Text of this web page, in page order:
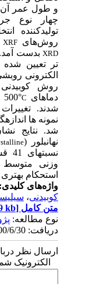
و طول عمر آن
چهار نوع
تولیدکننده
روش‌هایXRF
XRDبدست آمد.
تر تعیین شده
الکترونی
روش
دماهایC °500 ،
شدند.
نمونه ⁪ها
شد. نتایج
نهان⁪بلور (
استحکام بهتری
واژه‌های کلیدی:
کوبیدنی،
متن کامل[PDF 419 kb]
نوع مطالعه:
دریافت: 1400/6/30 | پذیرش: 1384/11/10
ارسال نظر
الکترونیک